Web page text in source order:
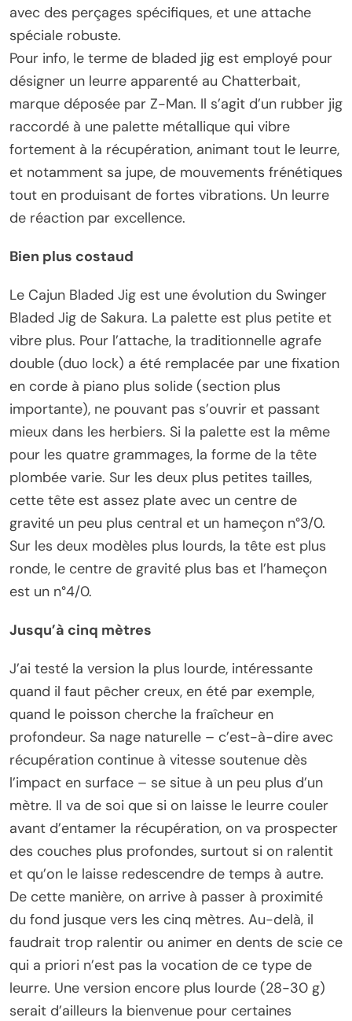
avec des perçages spécifiques, et une attache
spéciale robuste.
Pour info, le terme de bladed jig est employé pour
désigner un leurre apparenté au Chatterbait,
marque déposée par Z-Man. Il s’agit d’un rubber jig
raccordé à une palette métallique qui vibre
fortement à la récupération, animant tout le leurre,
et notamment sa jupe, de mouvements frénétiques
tout en produisant de fortes vibrations. Un leurre
de réaction par excellence.
Bien plus costaud
Le Cajun Bladed Jig est une évolution du Swinger
Bladed Jig de Sakura. La palette est plus petite et
vibre plus. Pour l’attache, la traditionnelle agrafe
double (duo lock) a été remplacée par une fixation
en corde à piano plus solide (section plus
importante), ne pouvant pas s’ouvrir et passant
mieux dans les herbiers. Si la palette est la même
pour les quatre grammages, la forme de la tête
plombée varie. Sur les deux plus petites tailles,
cette tête est assez plate avec un centre de
gravité un peu plus central et un hameçon n°3/0.
Sur les deux modèles plus lourds, la tête est plus
ronde, le centre de gravité plus bas et l’hameçon
est un n°4/0.
Jusqu’à cinq mètres
J’ai testé la version la plus lourde, intéressante
quand il faut pêcher creux, en été par exemple,
quand le poisson cherche la fraîcheur en
profondeur. Sa nage naturelle – c’est-à-dire avec
récupération continue à vitesse soutenue dès
l’impact en surface – se situe à un peu plus d’un
mètre. Il va de soi que si on laisse le leurre couler
avant d’entamer la récupération, on va prospecter
des couches plus profondes, surtout si on ralentit
et qu’on le laisse redescendre de temps à autre.
De cette manière, on arrive à passer à proximité
du fond jusque vers les cinq mètres. Au-delà, il
faudrait trop ralentir ou animer en dents de scie ce
qui a priori n’est pas la vocation de ce type de
leurre. Une version encore plus lourde (28-30 g)
serait d’ailleurs la bienvenue pour certaines